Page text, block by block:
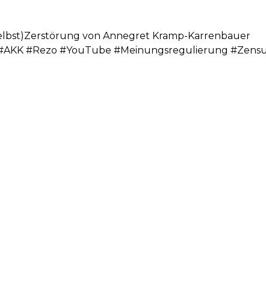
von Annegret Kramp-Karrenbauer
#Rezo #YouTube #Meinungsregulierung